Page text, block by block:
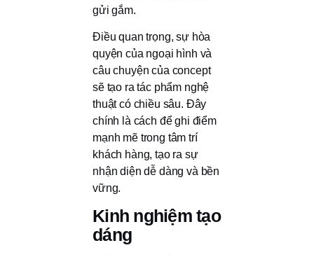
gửi gắm.
Điều quan trọng, sự hòa
quyện của ngoại hình và
câu chuyện của concept
sẽ tạo ra tác phẩm nghệ
thuật có chiều sâu. Đây
chính là cách để ghi điểm
mạnh mẽ trong tâm trí
khách hàng, tạo ra sự
nhận diện dễ dàng và bền
vững.
Kinh nghiệm tạo
dáng